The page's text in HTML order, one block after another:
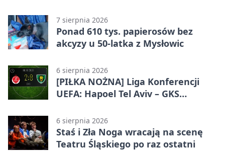
7 sierpnia 2026
Ponad 610 tys. papierosów bez
akcyzy u 50-latka z Mysłowic
6 sierpnia 2026
[PIŁKA NOŻNA] Liga Konferencji
UEFA: Hapoel Tel Aviv – GKS
rundy kwalifikacyjnej
6 sierpnia 2026
Staś i Zła Noga wracają na scenę
Teatru Śląskiego po raz ostatni